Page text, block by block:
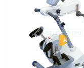
ДЕТСКИЙ